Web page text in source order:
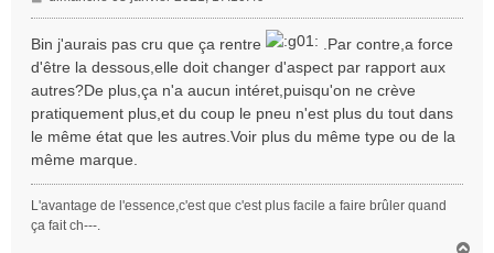
e
s
a
g
e
Bin j'aurais pas cru que ça rentre
.Par contre,a force
d'être la dessous,elle doit changer d'aspect par rapport aux
autres?De plus,ça n'a aucun intéret,puisqu'on ne crève
pratiquement plus,et du coup le pneu n'est plus du tout dans
le même état que les autres.Voir plus du même type ou de la
même marque.
L'avantage de l'essence,c'est que c'est plus facile a faire brûler quand
ça fait ch---.